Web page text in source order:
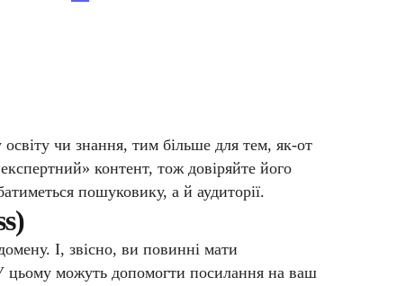
чи знання, тим більше для тем, як-от
контент, тож довіряйте його
пошуковику, а й аудиторії.
І, звісно, ви повинні мати
цьому можуть допомогти посилання на ваш